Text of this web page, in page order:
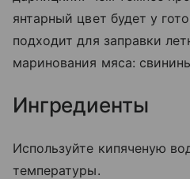
янтарный цвет будет у
подходит для заправки
маринования мяса:
Ингредиенты
Используйте кипяченую
температуры.